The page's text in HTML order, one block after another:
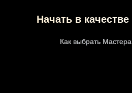
Начать в
Как выбрать